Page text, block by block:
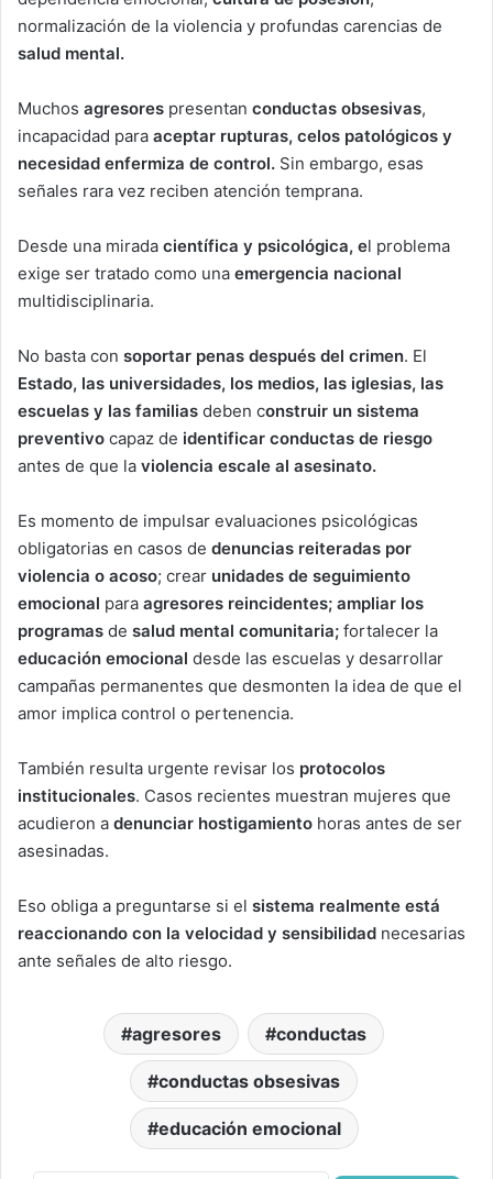
normalización de la violencia y profundas carencias de
salud mental.
Muchos agresores presentan conductas obsesivas,
incapacidad para aceptar rupturas, celos patológicos y
necesidad enfermiza de control. Sin embargo, esas
señales rara vez reciben atención temprana.
Desde una mirada científica y psicológica, el problema
exige ser tratado como una emergencia nacional
multidisciplinaria.
No basta con soportar penas después del crimen. El
Estado, las universidades, los medios, las iglesias, las
escuelas y las familias deben construir un sistema
preventivo capaz de identificar conductas de riesgo
antes de que la violencia escale al asesinato.
Es momento de impulsar evaluaciones psicológicas
obligatorias en casos de denuncias reiteradas por
violencia o acoso; crear unidades de seguimiento
emocional para agresores reincidentes; ampliar los
programas de salud mental comunitaria; fortalecer la
educación emocional desde las escuelas y desarrollar
campañas permanentes que desmonten la idea de que el
amor implica control o pertenencia.
También resulta urgente revisar los protocolos
institucionales. Casos recientes muestran mujeres que
acudieron a denunciar hostigamiento horas antes de ser
asesinadas.
Eso obliga a preguntarse si el sistema realmente está
reaccionando con la velocidad y sensibilidad necesarias
ante señales de alto riesgo.
agresores conductas
conductas obsesivas
educación emocional